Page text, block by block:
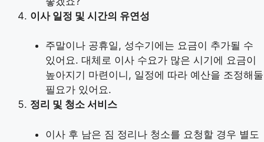
이사 일정 및 시간의 유연성
주말이나 공휴일, 성수기에는 요금이 추가될 수
있어요. 대체로 이사 수요가 많은 시기에 요금이
높아지기 마련이니, 일정에 따라 예산을 조정해둘
필요가 있어요.
정리 및 청소 서비스
이사 후 남은 짐 정리나 청소를 요청할 경우 별도